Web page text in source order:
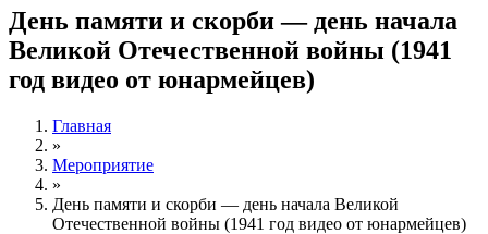
День памяти и скорби — день начала
Великой Отечественной войны (1941
год видео от юнармейцев)
Главная
»
Мероприятие
»
День памяти и скорби — день начала Великой
Отечественной войны (1941 год видео от юнармейцев)